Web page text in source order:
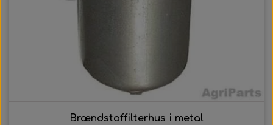
Brændstoffilterhus i metal